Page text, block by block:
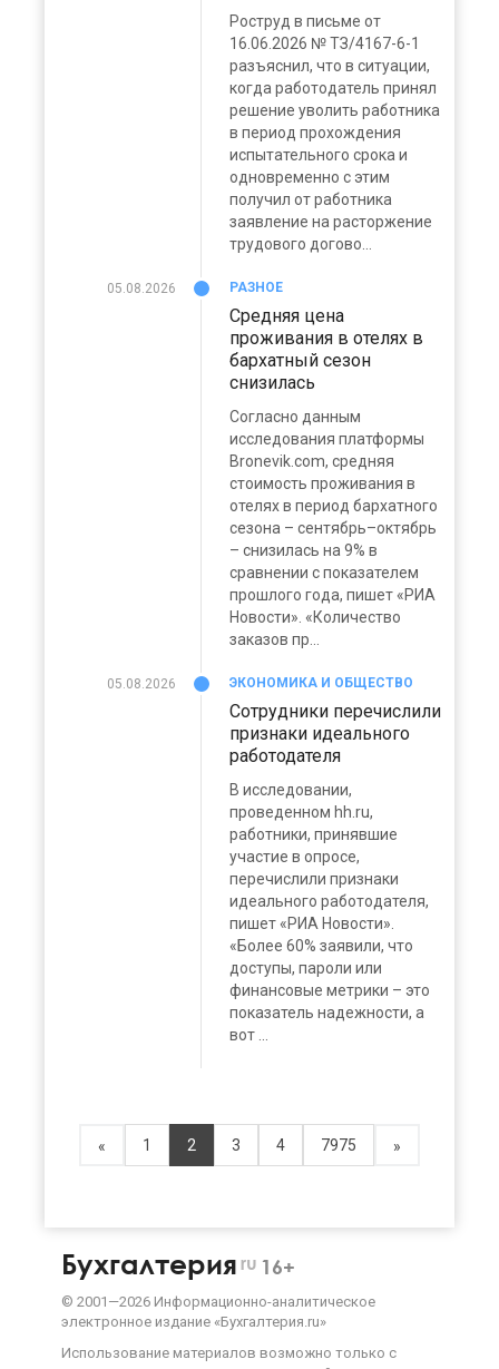
Роструд в письме от
16.06.2026 № ТЗ/4167-6-1
разъяснил, что в ситуации,
когда работодатель принял
решение уволить работника
в период прохождения
испытательного срока и
одновременно с этим
получил от работника
заявление на расторжение
трудового догово...
05.08.2026 РАЗНОЕ
Средняя цена
проживания в отелях в
бархатный сезон
снизилась
Согласно данным
исследования платформы
Bronevik.com, средняя
стоимость проживания в
отелях в период бархатного
сезона – сентябрь–октябрь
– снизилась на 9% в
сравнении с показателем
прошлого года, пишет «РИА
Новости». «Количество
заказов пр...
05.08.2026 ЭКОНОМИКА И ОБЩЕСТВО
Сотрудники перечислили
признаки идеального
работодателя
В исследовании,
проведенном hh.ru,
работники, принявшие
участие в опросе,
перечислили признаки
идеального работодателя,
пишет «РИА Новости».
«Более 60% заявили, что
доступы, пароли или
финансовые метрики – это
показатель надежности, а
вот ...
« 1 2 3 4 7975 »
Бухгалтерия ru 16+
© 2001—2026 Информационно-аналитическое
электронное издание «Бухгалтерия.ru»
Использование материалов возможно только с